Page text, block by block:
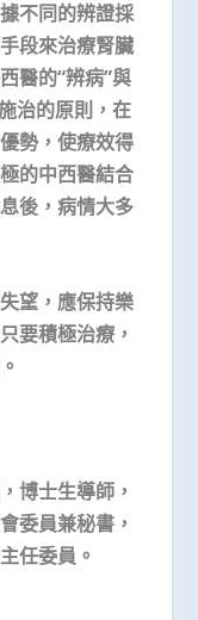
不同的辨證採
段來治療腎臟
醫的“辨病”與
治的原則，在
勢，使療效得
的中西醫結合
後，病情大多
望，應保持樂
要積極治療，
博士生導師，
委員兼秘書，
任委員。